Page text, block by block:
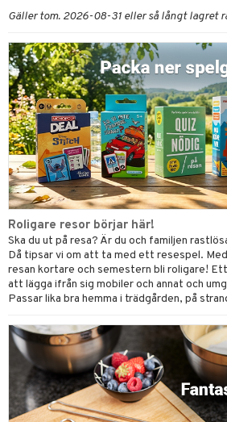
Gäller tom. 2026-08-31 eller så långt lagret
Roligare resor börjar här!
Ska du ut på resa? Är du och familjen
Då tipsar vi om att ta med ett resespel.
resan kortare och semestern bli roligare!
att lägga ifrån sig mobiler och annat och
Passar lika bra hemma i trädgården, på